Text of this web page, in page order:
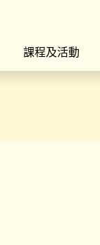
課程及活動